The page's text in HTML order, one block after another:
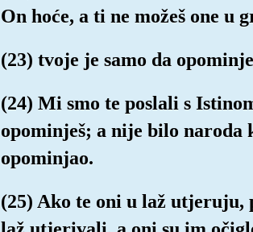
On hoće, a ti ne možeš one u
(23) tvoje je samo da
(24) Mi smo te poslali s
opominješ; a nije bilo naroda
opominjao.
(25) Ako te oni u laž